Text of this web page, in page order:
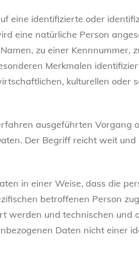
eine identifizierte oder
eine natürliche Person
zu einer Kennnummer,
Merkmalen
kulturellen oder
ausgeführten Vorgang
Der Begriff reicht weit
in einer Weise, dass die
betroffenen Person
werden und technischen und
Daten nicht einer